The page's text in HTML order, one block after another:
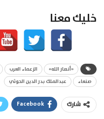
خليك معنا
«أنصار الله» الزعماء العرب
صنعاء
عبدالملك بدر الدين الحوثي
شارك Facebook